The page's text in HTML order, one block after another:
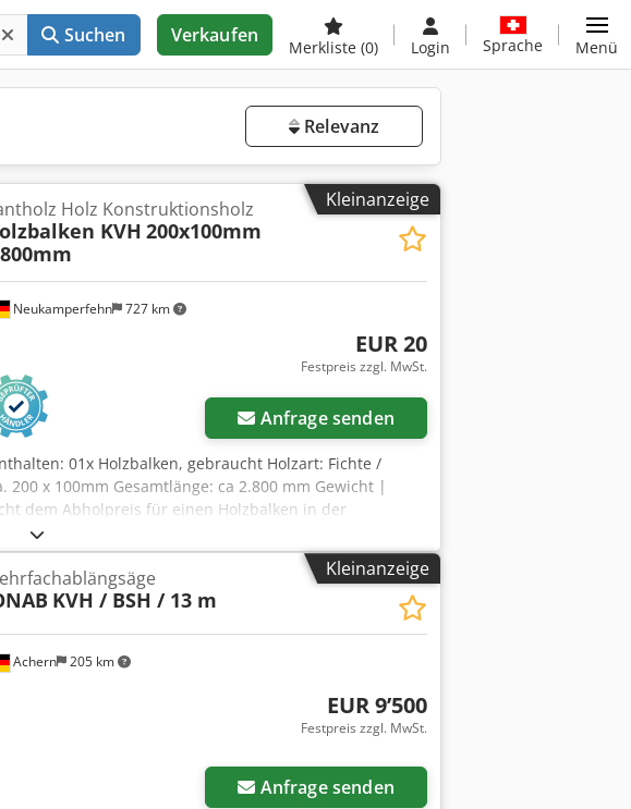
Suchen Verkaufen
Merkliste (0) Login Sprache Menü
Relevanz
Kleinanzeige
Neukamperfehn 727 km
Holz Konstruktionsholz
KVH 200x100mm
EUR 20
Festpreis zzgl. MwSt.
Anfrage senden
01x Holzbalken, gebraucht Holzart: Fichte /
x 100mm Gesamtlänge: ca 2.800 mm Gewicht |
dem Abholpreis für einen Holzbalken in der
unserem Hause: Herr: Andre Evering Herr: Mario
zum Artikel: Dieser Artikel wird nur zur Abholung
bzw. eine Versendung dieses Artikels ist mit
je nach Lieferort bzw. Lieferumfang bei uns abgefragt
Kleinanzeige
Achern 205 km
KVH / BSH / 13 m
EUR 9’500
Festpreis zzgl. MwSt.
Anfrage senden